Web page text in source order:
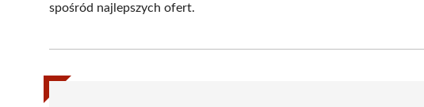
spośród najlepszych ofert.